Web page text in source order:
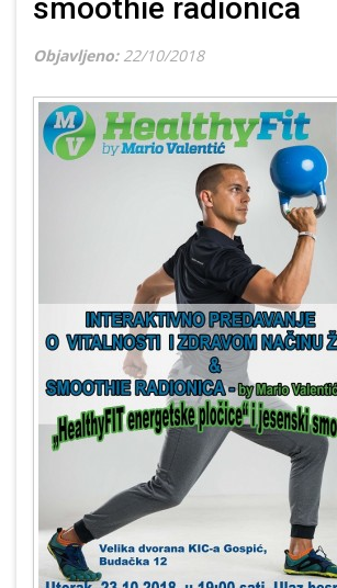
smoothie radionica
Objavljeno: 22/10/2018